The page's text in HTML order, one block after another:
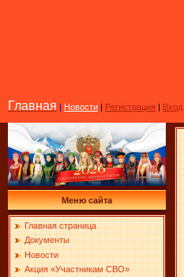
Главная | Новости | Регистрация | Вход
Меню сайта
Главная страница
Документы
Новости
Акция «Участникам СВО»